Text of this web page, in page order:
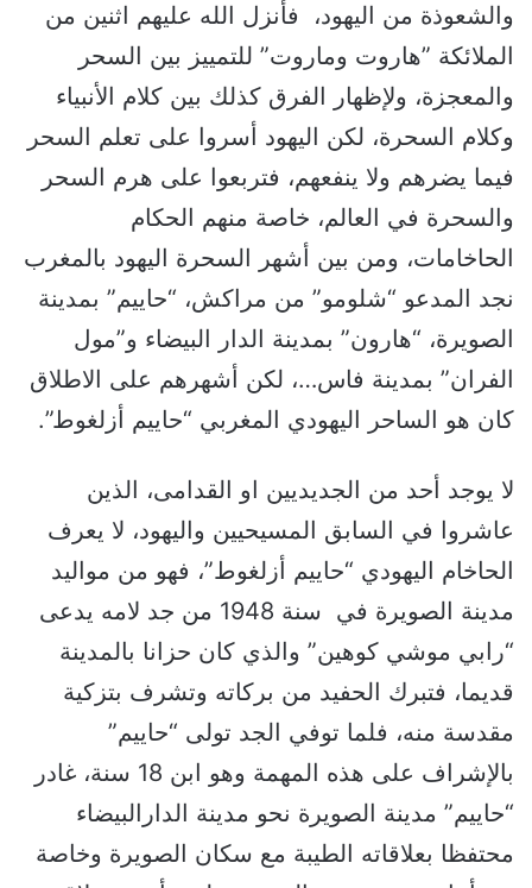
والشعوذة من اليهود، فأنزل الله عليهم اثنين من
الملائكة ”هاروت وماروت” للتمييز بين السحر
والمعجزة، ولإظهار الفرق كذلك بين كلام الأنبياء
وكلام السحرة، لكن اليهود أسروا على تعلم السحر
فيما يضرهم ولا ينفعهم، فتربعوا على هرم السحر
والسحرة في العالم، خاصة منهم الحكام
الحاخامات، ومن بين أشهر السحرة اليهود بالمغرب
نجد المدعو “شلومو” من مراكش، “حاييم” بمدينة
الصويرة، “هارون” بمدينة الدار البيضاء و”مول
الفران” بمدينة فاس…، لكن أشهرهم على الاطلاق
كان هو الساحر اليهودي المغربي “حاييم أزلغوط”.
لا يوجد أحد من الجديديين او القدامى، الذين
عاشروا في السابق المسيحيين واليهود، لا يعرف
الحاخام اليهودي “حاييم أزلغوط”، فهو من مواليد
مدينة الصويرة في سنة 1948 من جد لامه يدعى
“رابي موشي كوهين” والذي كان حزانا بالمدينة
قديما، فتبرك الحفيد من بركاته وتشرف بتزكية
مقدسة منه، فلما توفي الجد تولى “حاييم”
بالإشراف على هذه المهمة وهو ابن 18 سنة، غادر
“حاييم” مدينة الصويرة نحو مدينة الدارالبيضاء
محتفظا بعلاقاته الطيبة مع سكان الصويرة وخاصة